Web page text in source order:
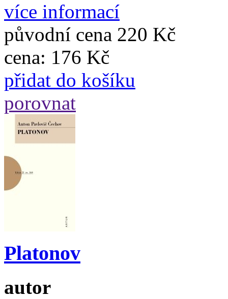
více informací
původní cena 220 Kč
cena: 176 Kč
přidat do košíku
porovnat
Platonov
autor